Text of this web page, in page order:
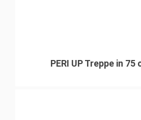
PERI UP Treppe in 75